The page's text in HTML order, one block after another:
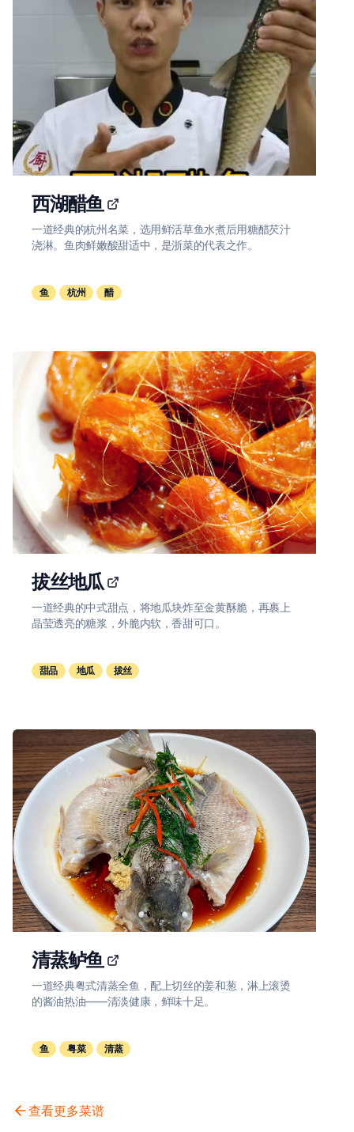
西湖醋鱼
一道经典的杭州名菜，选用鲜活草鱼水煮后用糖醋芡汁
浇淋。鱼肉鲜嫩酸甜适中，是浙菜的代表之作。
鱼 杭州 醋
拔丝地瓜
一道经典的中式甜点，将地瓜块炸至金黄酥脆，再裹上
晶莹透亮的糖浆，外脆内软，香甜可口。
甜品 地瓜 拔丝
清蒸鲈鱼
一道经典粤式清蒸全鱼，配上切丝的姜和葱，淋上滚烫
的酱油热油——清淡健康，鲜味十足。
鱼 粤菜 清蒸
查看更多菜谱